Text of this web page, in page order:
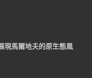
現馬爾地夫的原生態風